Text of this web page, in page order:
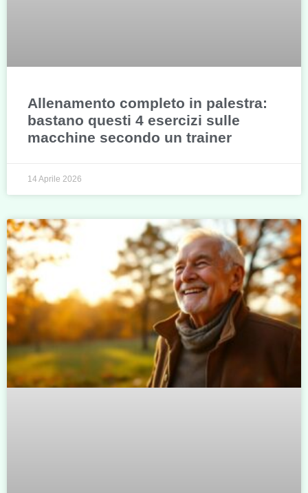
Allenamento completo in palestra:
bastano questi 4 esercizi sulle
macchine secondo un trainer
14 Aprile 2026